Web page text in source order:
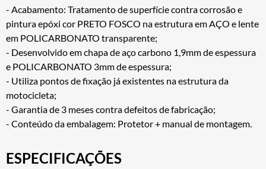
- Acabamento: Tratamento de superfície contra corrosão e
pintura epóxi cor PRETO FOSCO na estrutura em AÇO e lente
em POLICARBONATO transparente;
- Desenvolvido em chapa de aço carbono 1,9mm de espessura
e POLICARBONATO 3mm de espessura;
- Utiliza pontos de fixação já existentes na estrutura da
motocicleta;
- Garantia de 3 meses contra defeitos de fabricação;
- Conteúdo da embalagem: Protetor + manual de montagem.
ESPECIFICAÇÕES